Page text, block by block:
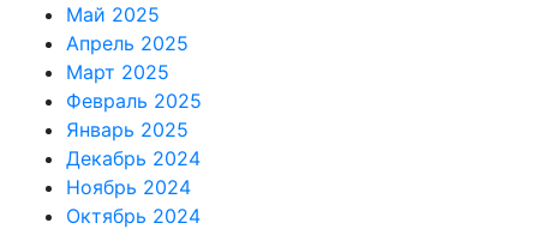
Май 2025
Апрель 2025
Март 2025
Февраль 2025
Январь 2025
Декабрь 2024
Ноябрь 2024
Октябрь 2024